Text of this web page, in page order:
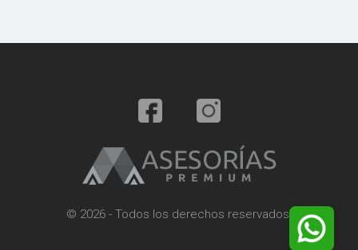
© 2026 - Todos los derechos reservados.